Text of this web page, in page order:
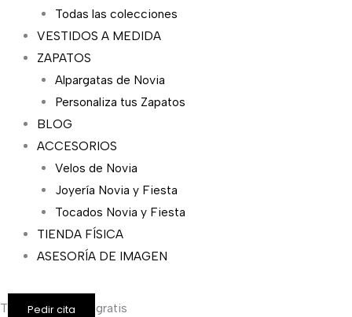
Todas las colecciones
VESTIDOS A MEDIDA
ZAPATOS
Alpargatas de Novia
Personaliza tus Zapatos
BLOG
ACCESORIOS
Velos de Novia
Joyería Novia y Fiesta
Tocados Novia y Fiesta
TIENDA FÍSICA
ASESORÍA DE IMAGEN
Pedir cita
Todos los envíos gratis